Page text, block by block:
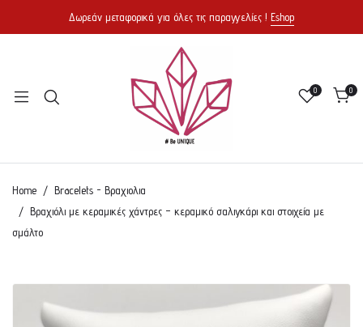
Δωρεάν μεταφορικά για όλες τις παραγγελίες ! Eshop
0 0
Home
Bracelets - Βραχιολια
Βραχιόλι με κεραμικές χάντρες – κεραμικό σαλιγκάρι και στοιχεία με
σμάλτο